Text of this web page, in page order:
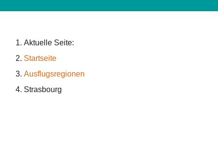
Aktuelle Seite:
Startseite
Ausflugsregionen
Strasbourg